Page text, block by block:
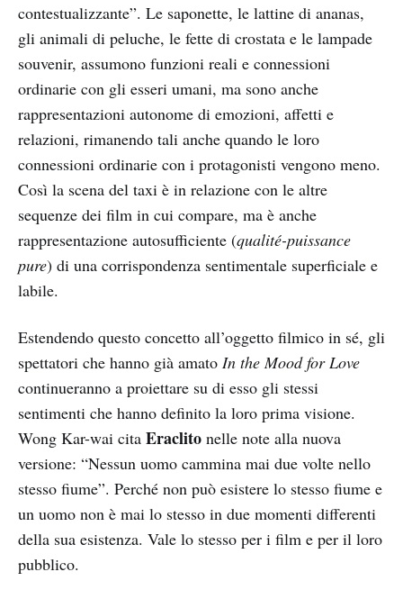
contestualizzante”. Le saponette, le lattine di ananas,
gli animali di peluche, le fette di crostata e le lampade
souvenir, assumono funzioni reali e connessioni
ordinarie con gli esseri umani, ma sono anche
rappresentazioni autonome di emozioni, affetti e
relazioni, rimanendo tali anche quando le loro
connessioni ordinarie con i protagonisti vengono meno.
Così la scena del taxi è in relazione con le altre
sequenze dei film in cui compare, ma è anche
rappresentazione autosufficiente (qualité-puissance
pure) di una corrispondenza sentimentale superficiale e
labile.
Estendendo questo concetto all’oggetto filmico in sé, gli
spettatori che hanno già amato In the Mood for Love
continueranno a proiettare su di esso gli stessi
sentimenti che hanno definito la loro prima visione.
Wong Kar-wai cita Eraclito nelle note alla nuova
versione: “Nessun uomo cammina mai due volte nello
stesso fiume”. Perché non può esistere lo stesso fiume e
un uomo non è mai lo stesso in due momenti differenti
della sua esistenza. Vale lo stesso per i film e per il loro
pubblico.